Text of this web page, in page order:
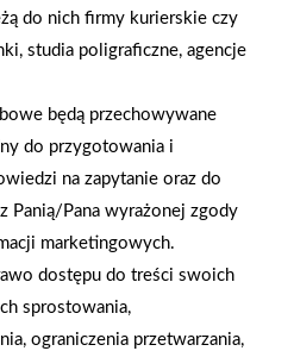
rok strategicznym
otwarciem po
do nich firmy kurierskie czy
studia poligraficzne, agencje
będą przechowywane
do przygotowania i
na zapytanie oraz do
Panią/Pana wyrażonej zgody
marketingowych.
dostępu do treści swoich
sprostowania,
ograniczenia przetwarzania,